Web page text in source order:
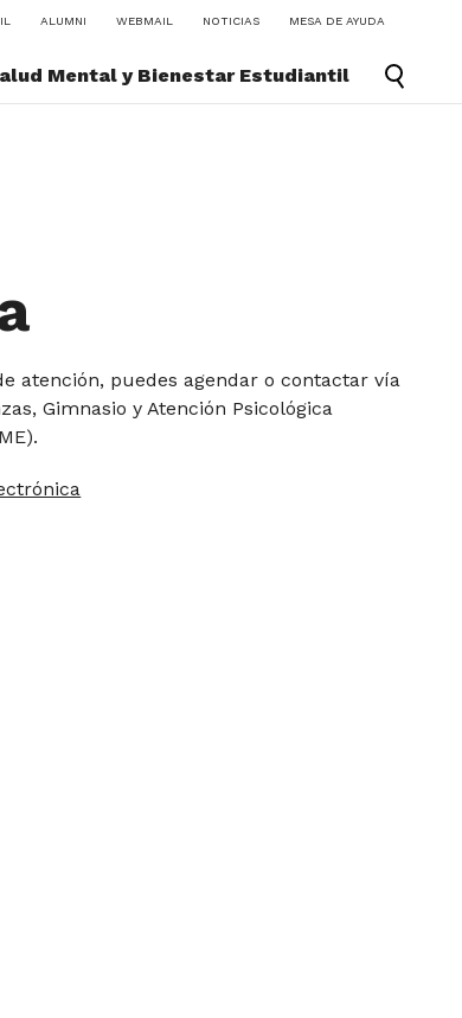
ALUMNI WEBMAIL NOTICIAS MESA DE AYUDA
Mental y Bienestar Estudiantil
atención, puedes agendar o contactar vía
Gimnasio y Atención Psicológica